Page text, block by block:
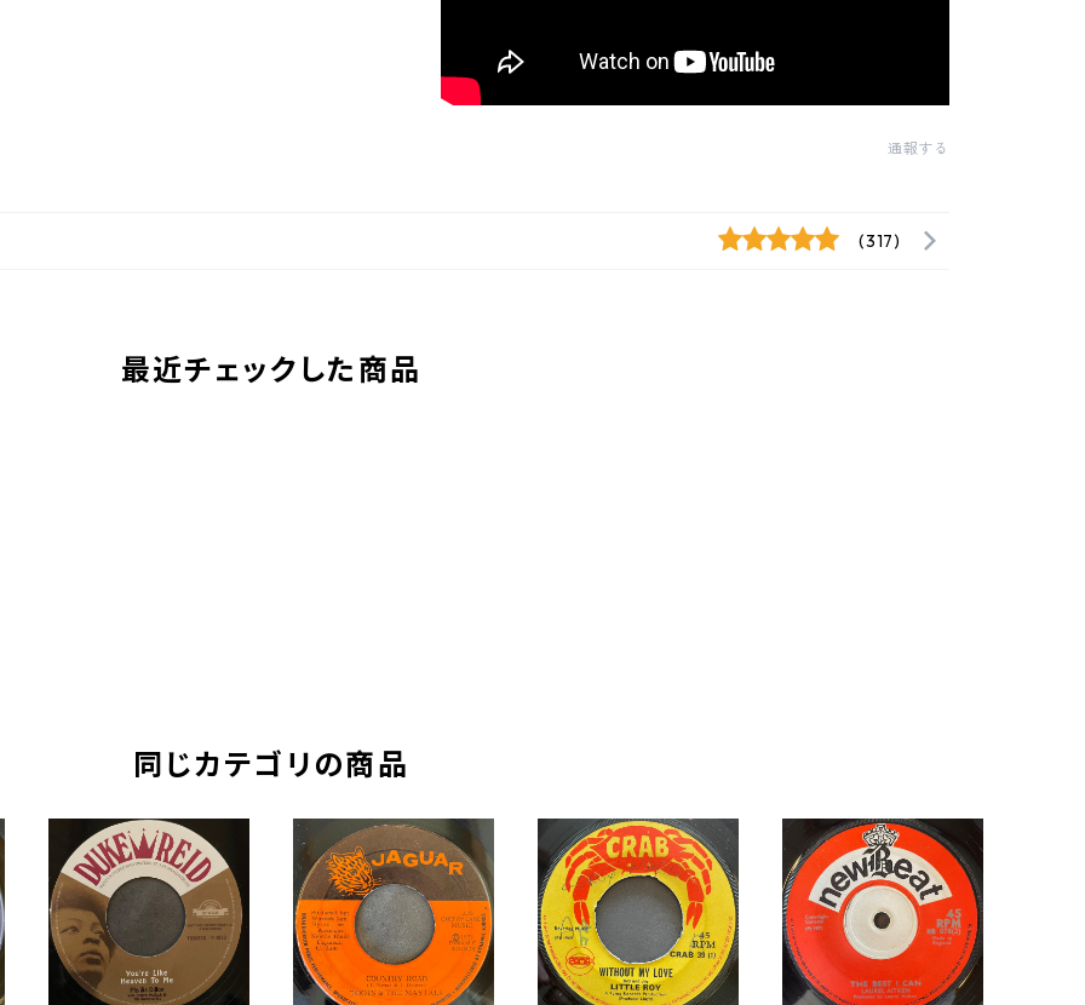
通報する
(317)
最近チェックした商品
同じカテゴリの商品